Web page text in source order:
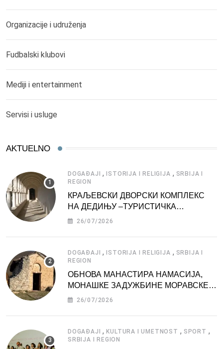
Organizacije i udruženja
Fudbalski klubovi
Mediji i entertainment
Servisi i usluge
AKTUELNO
DOGAĐAJI ,ISTORIJA I RELIGIJA , SRBIJA I
REGION
КРАЉЕВСКИ ДВОРСКИ КОМПЛЕКС
НА ДЕДИЊУ –ТУРИСТИЧКА
АТРАКЦИЈА
26/07/2026
DOGAĐAJI ,ISTORIJA I RELIGIJA , SRBIJA I
REGION
ОБНОВА МАНАСТИРА НАМАСИЈА,
МОНАШКЕ ЗАДУЖБИНЕ МОРАВСКЕ
СРБИЈЕ
26/07/2026
DOGAĐAJI ,KULTURA I UMETNOST , SPORT ,
SRBIJA I REGION